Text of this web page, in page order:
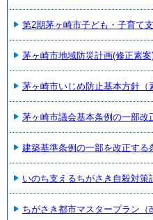
第2期茅ヶ崎市子ども・子育て
茅ヶ崎市地域防災計画(修正素
茅ヶ崎市いじめ防止基本方針（
茅ヶ崎市議会基本条例の一部改
建築基準条例の一部を改正する
いのち支えるちがさき自殺対策
ちがさき都市マスタープラン（